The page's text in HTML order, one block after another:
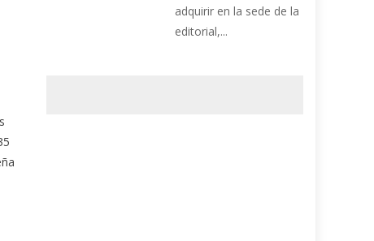
adquirir en la sede de la
editorial,...